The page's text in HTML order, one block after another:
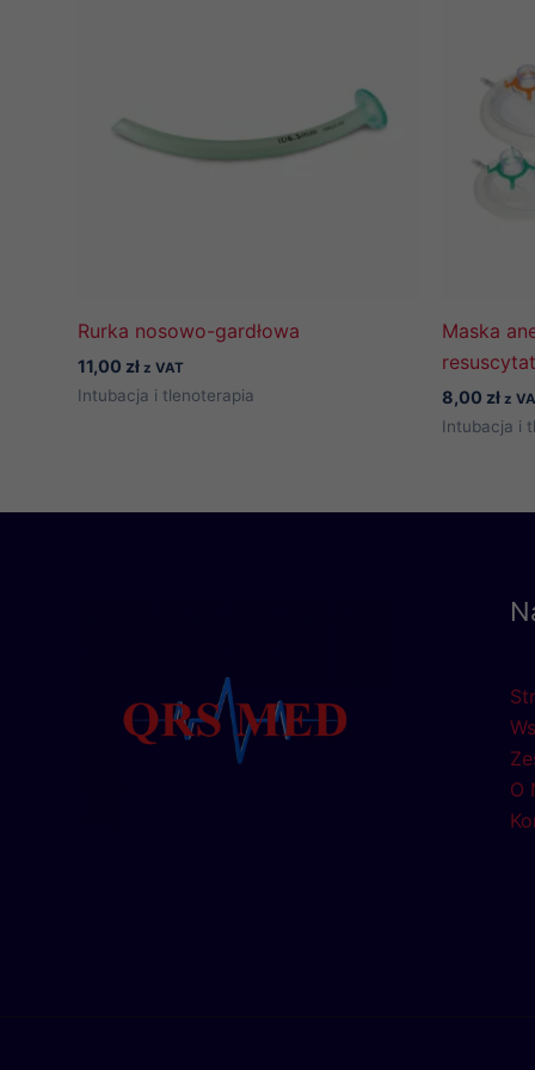
Rurka nosowo-gardłowa
11,00 zł z VAT
Intubacja i tlenoterapia
Maska
8,00 zł z
Intubacja i
O